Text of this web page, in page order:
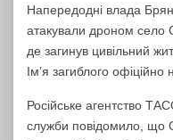
Напередодні влада
атакували дроном село
де загинув цивільний
Ім’я загиблого офіційно
Російське агентство
служби повідомило, що